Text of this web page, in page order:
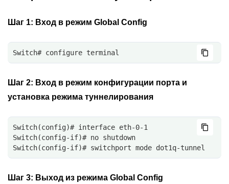
Шаг 1: Вход в режим Global Config
Switch# configure terminal
Шаг 2: Вход в режим конфигурации порта и
установка режима туннелирования
Switch(config)# interface eth-0-1
Switch(config-if)# no shutdown
Switch(config-if)# switchport mode dot1q-tunnel
Шаг 3: Выход из режима Global Config